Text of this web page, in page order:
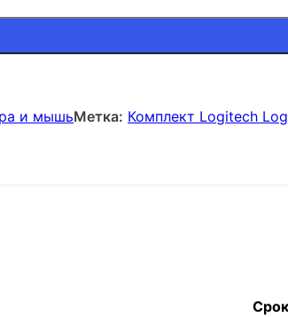
и мышьМетка: Комплект Logitech